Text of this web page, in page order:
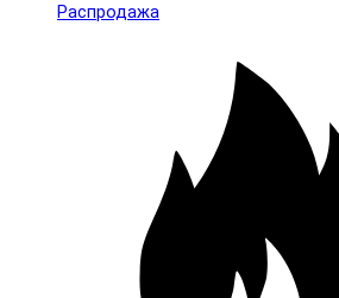
Распродажа